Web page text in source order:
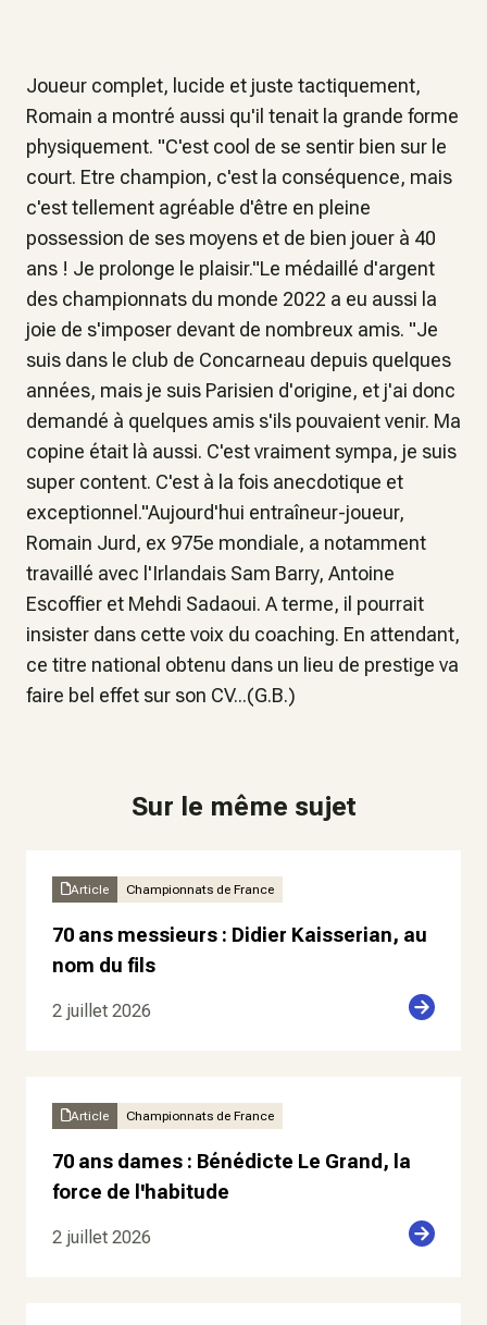
Joueur complet, lucide et juste tactiquement,
Romain a montré aussi qu'il tenait la grande forme
physiquement. "C'est cool de se sentir bien sur le
court. Etre champion, c'est la conséquence, mais
c'est tellement agréable d'être en pleine
possession de ses moyens et de bien jouer à 40
ans ! Je prolonge le plaisir."Le médaillé d'argent
des championnats du monde 2022 a eu aussi la
joie de s'imposer devant de nombreux amis. "Je
suis dans le club de Concarneau depuis quelques
années, mais je suis Parisien d'origine, et j'ai donc
demandé à quelques amis s'ils pouvaient venir. Ma
copine était là aussi. C'est vraiment sympa, je suis
super content. C'est à la fois anecdotique et
exceptionnel."Aujourd'hui entraîneur-joueur,
Romain Jurd, ex 975e mondiale, a notamment
travaillé avec l'Irlandais Sam Barry, Antoine
Escoffier et Mehdi Sadaoui. A terme, il pourrait
insister dans cette voix du coaching. En attendant,
ce titre national obtenu dans un lieu de prestige va
faire bel effet sur son CV...(G.B.)
Sur le même sujet
Article Championnats de France
70 ans messieurs : Didier Kaisserian, au
nom du fils
2 juillet 2026
Article Championnats de France
70 ans dames : Bénédicte Le Grand, la
force de l'habitude
2 juillet 2026